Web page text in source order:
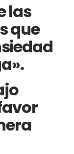
las
que